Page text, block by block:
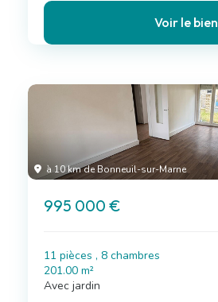
Voir le bien
à 10 km de Bonneuil-sur-Marne
995 000 €
11 pièces , 8 chambres
201.00 m²
Avec jardin